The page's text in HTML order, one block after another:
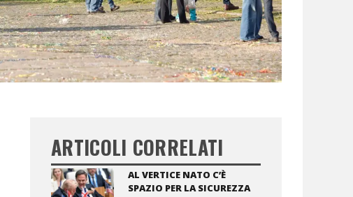
ARTICOLI CORRELATI
AL VERTICE NATO C’È
SPAZIO PER LA SICUREZZA